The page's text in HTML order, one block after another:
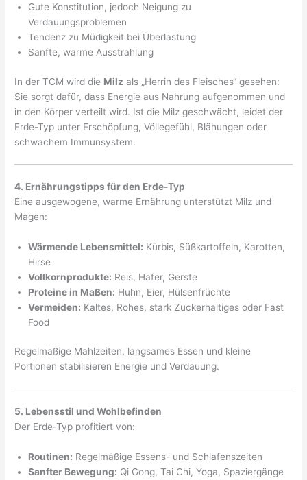
Gute Konstitution, jedoch Neigung zu
Verdauungsproblemen
Tendenz zu Müdigkeit bei Überlastung
Sanfte, warme Ausstrahlung
In der TCM wird die Milz als „Herrin des Fleisches“ gesehen:
Sie sorgt dafür, dass Energie aus Nahrung aufgenommen und
in den Körper verteilt wird. Ist die Milz geschwächt, leidet der
Erde-Typ unter Erschöpfung, Völlegefühl, Blähungen oder
schwachem Immunsystem.
4. Ernährungstipps für den Erde-Typ
Eine ausgewogene, warme Ernährung unterstützt Milz und
Magen:
Wärmende Lebensmittel: Kürbis, Süßkartoffeln, Karotten,
Hirse
Vollkornprodukte: Reis, Hafer, Gerste
Proteine in Maßen: Huhn, Eier, Hülsenfrüchte
Vermeiden: Kaltes, Rohes, stark Zuckerhaltiges oder Fast
Food
Regelmäßige Mahlzeiten, langsames Essen und kleine
Portionen stabilisieren Energie und Verdauung.
5. Lebensstil und Wohlbefinden
Der Erde-Typ profitiert von:
Routinen: Regelmäßige Essens- und Schlafenszeiten
Sanfter Bewegung: Qi Gong, Tai Chi, Yoga, Spaziergänge